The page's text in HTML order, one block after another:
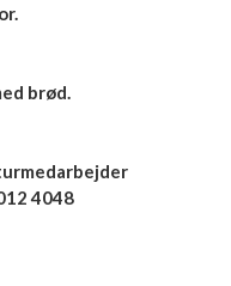
brød.
4048